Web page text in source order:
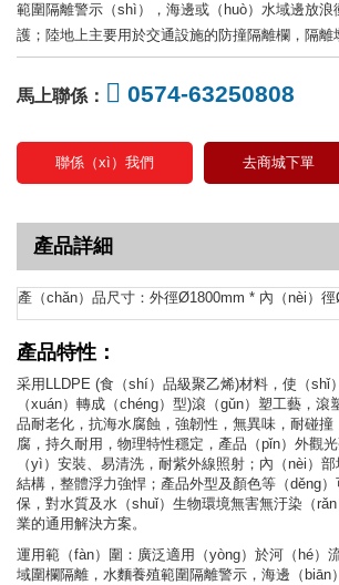
範圍隔離警示（shì），海邊或（huò）水域邊放浪
護；陸地上主要用於交通設施的防撞隔離欄，隔離
馬上聯係： 0574-63250808
聯係（xì）我們 去商城下單
產品詳細
產（chǎn）品尺寸：外徑Ø1800mm * 內（nèi）
產品特性：
采用LLDPE (食（shí）品級聚乙烯)材料，使（shǐ
（xuán）轉成（chéng）型)滾（gǔn）塑工藝，
品耐老化，抗海水腐蝕，強韌性，無異味，耐碰撞
腐，持久耐用，物理特性穩定，產品（pǐn）外觀
（yì）安裝、易清洗，耐紫外線照射；內（nèi）
結構，整體浮力強悍；產品外型及顏色等（děng
保，對水質及水（shuǐ）生物環境無害無汙染（
業的通用解決方案。
運用範（fàn）圍：廣泛適用（yòng）於河（hé）
域圍欄隔離，水麵養殖範圍隔離警示，海邊（biān